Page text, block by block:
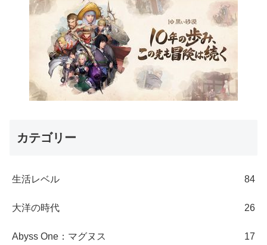
カテゴリー
生活レベル 84
大洋の時代 26
Abyss One：マグヌス 17